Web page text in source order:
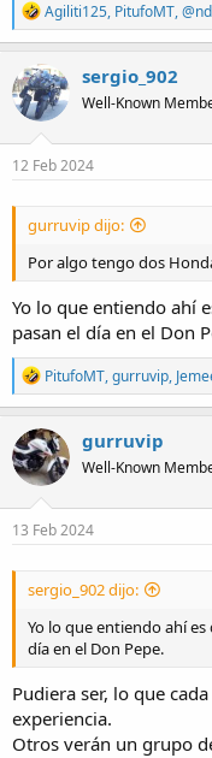
R
e
a
c
t
i
o
n
s
Agiliti125, PitufoMT,
sergio_902
Well-Known
12 Feb 2024
gurruvip dijo:
Por algo tengo dos
Yo lo que entiendo ahí
pasan el día en el Don
R
e
a
c
t
i
o
n
s
PitufoMT,gurruvip,
gurruvip
Well-Known
13 Feb 2024
sergio_902 dijo:
Yo lo que entiendo ahí
día en el Don Pepe.
Pudiera ser, lo que
experiencia.
Otros verán un grupo